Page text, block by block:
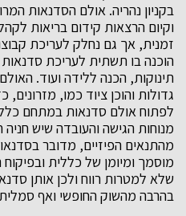
בקניון נהריה. אולם הסדנאות
זמנית, אך גם נחלק לעריכת
הוכנה בו תשתית לעריכת סדנאות
תינוקות, הכנה ללידה ועוד.
גדולות והוכן ציוד כמו, מזרונים,
לפתוח אולם סדנאות במתחם
מנוחות הגישה והעובדה שיש
מהתנאים הפיזיים, מדובר
מוסמך ומיומן של כללית
שלא למטרות רווח ולכן אותן
בהרבה מהשוק החופשי ואף